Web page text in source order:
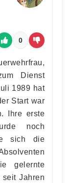
0
Dienst
1989 hat
Start war
Ihre erste
noch
sich die
gelernte
seit Jahren